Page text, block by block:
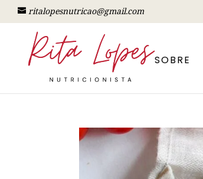
ritalopesnutricao@gmail.com
SOBRE